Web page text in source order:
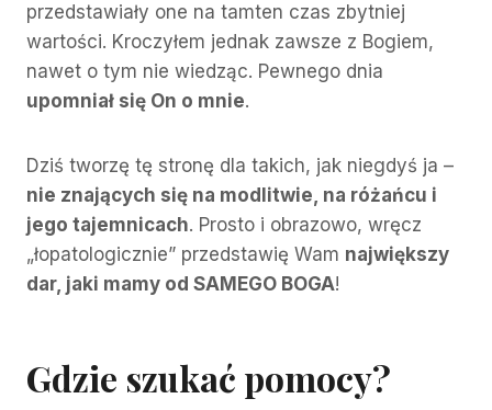
przedstawiały one na tamten czas zbytniej
wartości. Kroczyłem jednak zawsze z Bogiem,
nawet o tym nie wiedząc. Pewnego dnia
upomniał się On o mnie.
Dziś tworzę tę stronę dla takich, jak niegdyś ja –
nie znających się na modlitwie, na różańcu i
jego tajemnicach. Prosto i obrazowo, wręcz
„łopatologicznie” przedstawię Wam największy
dar, jaki mamy od SAMEGO BOGA!
Gdzie szukać pomocy?